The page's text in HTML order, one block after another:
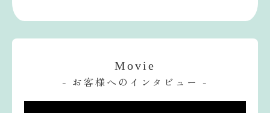
Movie
- お客様へのインタビュー -